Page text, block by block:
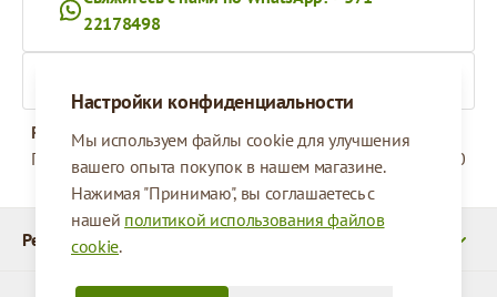
Настройки конфиденциальности
Мы используем файлы cookie для улучшения
вашего опыта покупок в нашем магазине.
Нажимая "Принимаю", вы соглашаетесь с
нашей политикой использования файлов
cookie.
Реквизиты
22178498
Рабочее время
Понедельник - Пятница
09:00 - 17:00